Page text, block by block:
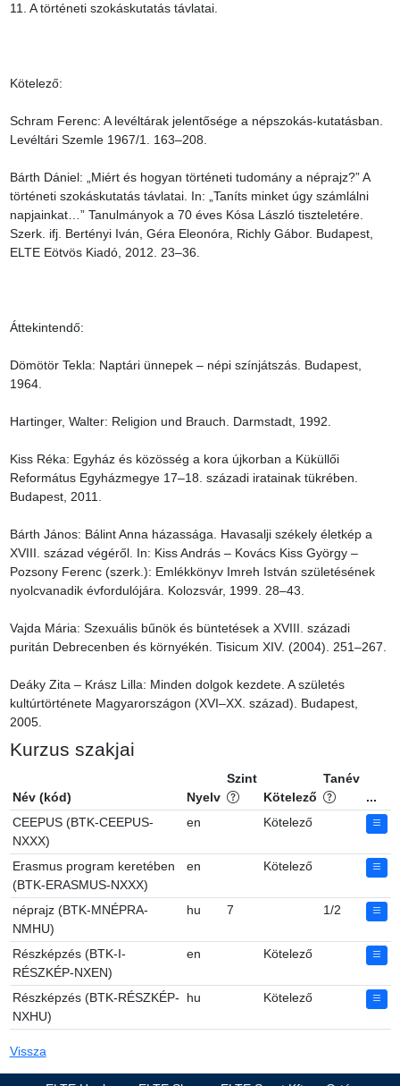
Kurzus szakjai
Név (kód) Nyelv
Szint
Kötelező
Tanév
...
CEEPUS (BTK-CEEPUS-
NXXX)
en Kötelező
Erasmus program keretében
(BTK-ERASMUS-NXXX)
en Kötelező
néprajz (BTK-MNÉPRA-
NMHU)
hu 7 1/2
Részképzés (BTK-I-
RÉSZKÉP-NXEN)
en Kötelező
Részképzés (BTK-RÉSZKÉP-
NXHU)
hu Kötelező
Vissza